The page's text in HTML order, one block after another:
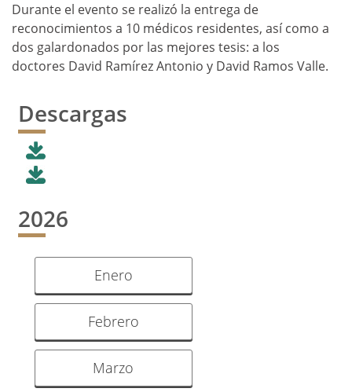
Durante el evento se realizó la entrega de
reconocimientos a 10 médicos residentes, así como a
dos galardonados por las mejores tesis: a los
doctores David Ramírez Antonio y David Ramos Valle.
Descargas
2026
Enero
Febrero
Marzo